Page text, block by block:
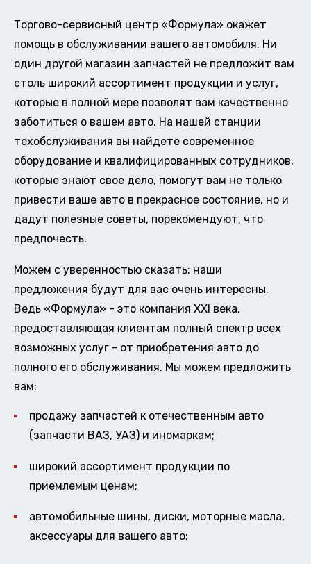
Торгово-сервисный центр «Формула» окажет
помощь в обслуживании вашего автомобиля. Ни
один другой магазин запчастей не предложит вам
столь широкий ассортимент продукции и услуг,
которые в полной мере позволят вам качественно
заботиться о вашем авто. На нашей станции
техобслуживания вы найдете современное
оборудование и квалифицированных сотрудников,
которые знают свое дело, помогут вам не только
привести ваше авто в прекрасное состояние, но и
дадут полезные советы, порекомендуют, что
предпочесть.
Можем с уверенностью сказать: наши
предложения будут для вас очень интересны.
Ведь «Формула» - это компания XXI века,
предоставляющая клиентам полный спектр всех
возможных услуг - от приобретения авто до
полного его обслуживания. Мы можем предложить
вам:
продажу запчастей к отечественным авто
(запчасти ВАЗ, УАЗ) и иномаркам;
широкий ассортимент продукции по
приемлемым ценам;
автомобильные шины, диски, моторные масла,
аксессуары для вашего авто;